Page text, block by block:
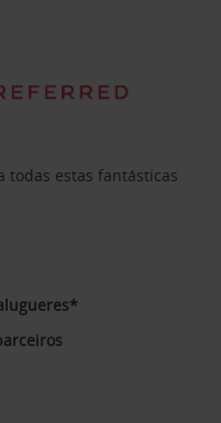
todas estas fantásticas